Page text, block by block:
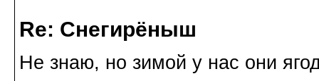
Re: Снегирёныш
Не знаю, но зимой у нас они